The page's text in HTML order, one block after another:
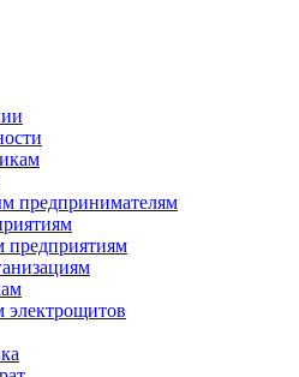
предпринимателям
электрощитов